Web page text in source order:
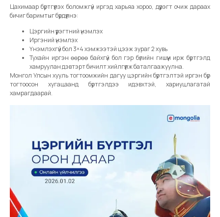
Цахимаар бүртгүүлэх боломжгүй иргэд харьяа хороо, дүүрэгт очиж дараах
бичиг баримтыг бүрдүүлнэ:
Цэргийн үүрэгтний үнэмлэх
Иргэний үнэмлэх
Үнэмлэхгүй бол 3×4 хэмжээтэй цээж зураг 2 хувь
Тухайн иргэн өөрөө байхгүй бол гэр бүлийн гишүүн ирж бүртгэлд
хамруулан дэвтэрт бичилт хийлгүүлж баталгаажуулна.
Монгол Улсын хууль тогтоомжийн дагуу цэргийн бүртгэлтэй иргэн бүр
тогтоосон хугацаанд бүртгэлдээ идэвхтэй, хариуцлагатай
хамрагдаарай.